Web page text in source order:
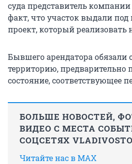
суда представитель
факт, что участок выдали
проект, который реализовать
Бывшего арендатора обязали
территорию, предварительно
состояние, соответствующее
БОЛЬШЕ НОВОСТЕЙ,
ВИДЕО С МЕСТА
СОЦСЕТЯХ
Читайте нас в MAX